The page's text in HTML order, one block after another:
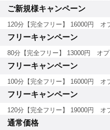
ご新規様キャンペーン
120分【完全フリー】 16000円 オ
フリーキャンペーン
80分【完全フリー】 13000円 オ
フリーキャンペーン
100分【完全フリー】 16000円 オ
フリーキャンペーン
120分【完全フリー】 19000円 オ
通常価格